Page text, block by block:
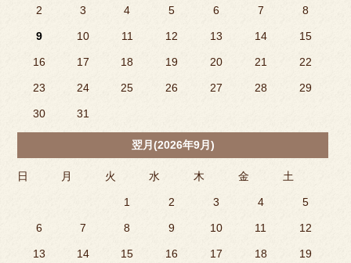
2 3 4 5 6 7 8
9 10 11 12 13 14 15
16 17 18 19 20 21 22
23 24 25 26 27 28 29
30 31
翌月(2026年9月)
日 月 火 水 木 金 土
1 2 3 4 5
6 7 8 9 10 11 12
13 14 15 16 17 18 19